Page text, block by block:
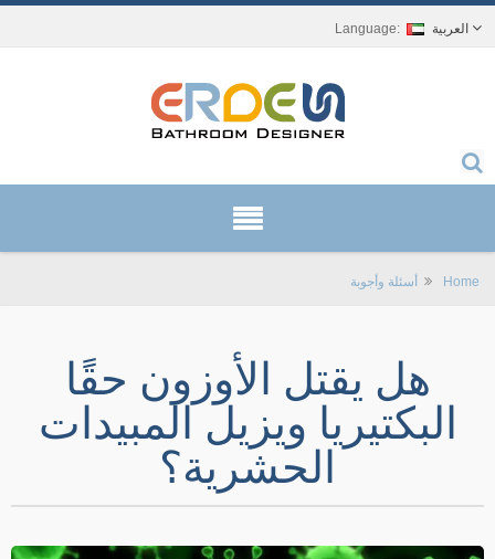
العربية
Home أسئلة وأجوبة
هل يقتل الأوزون حقًا
البكتيريا ويزيل المبيدات
الحشرية؟